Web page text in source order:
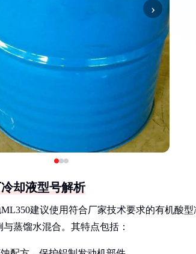
›
却液型号解析
ML350建议使用符合厂家技术要求的有机酸
与蒸馏水混合。其特点包括：